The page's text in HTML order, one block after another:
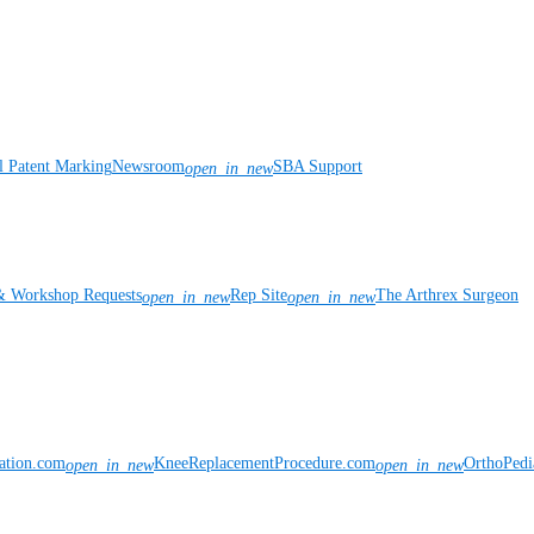
Patent MarkingNewsroomopen_in_newSBA Support
Requestsopen_in_newRep Siteopen_in_newThe Arthrex Surgeon
open_in_newKneeReplacementProcedure.comopen_in_new